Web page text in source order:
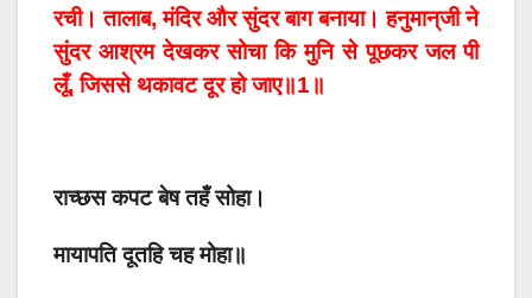
रची। तालाब, मंदिर और सुंदर बाग बनाया। हनुमान्‌जी ने
सुंदर आश्रम देखकर सोचा कि मुनि से पूछकर जल पी
लूँ, जिससे थकावट दूर हो जाए॥1॥
राच्छस कपट बेष तहँ सोहा।
मायापति दूतहि चह मोहा॥